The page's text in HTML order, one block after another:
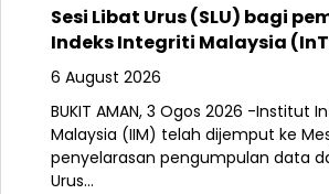
Sesi Libat Urus (SLU) bagi
Indeks Integriti Malaysia
6 August 2026
BUKIT AMAN, 3 Ogos 2026 -Institut
Malaysia (IIM) telah dijemput ke
penyelarasan pengumpulan data
Urus...